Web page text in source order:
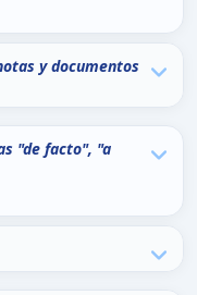
y documentos
"de facto", "a